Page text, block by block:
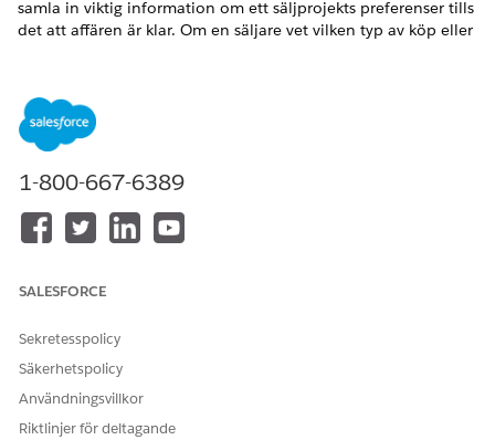
samla in viktig information om ett säljprojekts preferenser tills
det att affären är klar. Om en säljare vet vilken typ av köp eller
kvaliteten på leads i säljprojektfasen om de vet från vilka
källor olika leads kommer. OEM-företag kan matcha leads
med önskade återförsäljargrupper och dela med sig av
inom återförsäljargrupper, men vissa konverterar leads själva
VERSIONER SOM KRÄVS
Tillgängliga i:
Skapa och distribuera mappningar för leadhantering av
fordon
önskade leadsäljare till önskade säljprojektssäljare
automatiskt när du konverterar leads till säljprojekt. För
1-800-667-6389
SALESFORCE
Sekretesspolicy
Säkerhetspolicy
Användningsvillkor
Riktlinjer för deltagande